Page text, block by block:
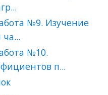
№9. Изучение
№10.
п...